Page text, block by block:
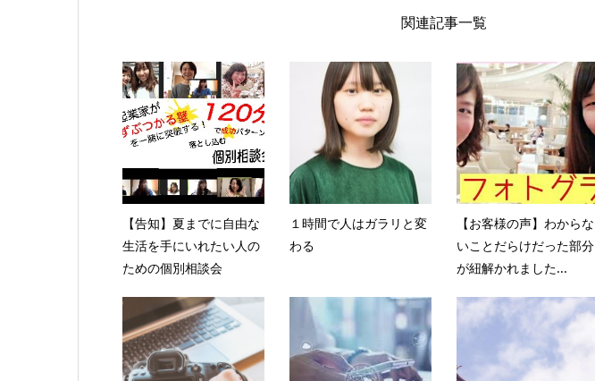
関連記事一覧
【告知】夏までに自由な
生活を手にいれたい人の
ための個別相談会
１時間で人はガラリと変
わる
【お客様の声】わからな
いことだらけだった部分
が紐解かれました...